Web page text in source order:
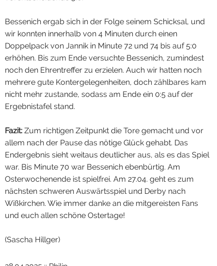
Bessenich ergab sich in der Folge seinem Schicksal, und
wir konnten innerhalb von 4 Minuten durch einen
Doppelpack von Jannik in Minute 72 und 74 bis auf 5:0
erhöhen. Bis zum Ende versuchte Bessenich, zumindest
noch den Ehrentreffer zu erzielen. Auch wir hatten noch
mehrere gute Kontergelegenheiten, doch zählbares kam
nicht mehr zustande, sodass am Ende ein 0:5 auf der
Ergebnistafel stand.
Fazit: Zum richtigen Zeitpunkt die Tore gemacht und vor
allem nach der Pause das nötige Glück gehabt. Das
Endergebnis sieht weitaus deutlicher aus, als es das Spiel
war. Bis Minute 70 war Bessenich ebenbürtig. Am
Osterwochenende ist spielfrei. Am 27.04. geht es zum
nächsten schweren Auswärtsspiel und Derby nach
Wißkirchen. Wie immer danke an die mitgereisten Fans
und euch allen schöne Ostertage!
(Sascha Hillger)